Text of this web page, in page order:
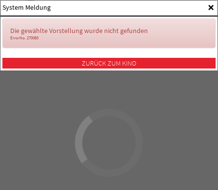
×
System Meldung
Die gewählte Vorstellung wurde nicht gefunden
ErrorNo. 270083
ZURÜCK ZUM KINO